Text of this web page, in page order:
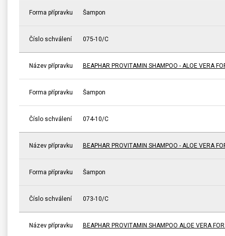
Forma přípravku Šampon
Číslo schválení 075-10/C
Název přípravku BEAPHAR PROVITAMIN SHAMPOO - ALOE VERA
Forma přípravku Šampon
Číslo schválení 074-10/C
Název přípravku BEAPHAR PROVITAMIN SHAMPOO - ALOE VERA
Forma přípravku Šampon
Číslo schválení 073-10/C
Název přípravku BEAPHAR PROVITAMIN SHAMPOO ALOE VERA